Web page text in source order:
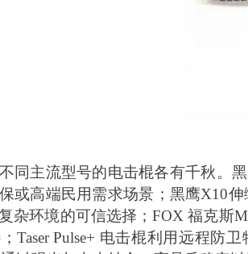
同主流型号的电击棍各有千秋。
或高端民用需求场景；黑鹰X10
杂环境的可信选择；FOX 福克斯
Taser Pulse+ 电击棍利用远程防